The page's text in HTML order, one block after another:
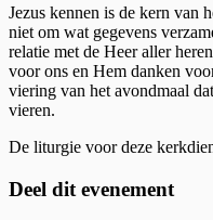
Jezus kennen is de kern van
niet om wat gegevens
relatie met de Heer aller
voor ons en Hem danken
viering van het avondmaal
vieren.
De liturgie voor deze
Deel dit evenement